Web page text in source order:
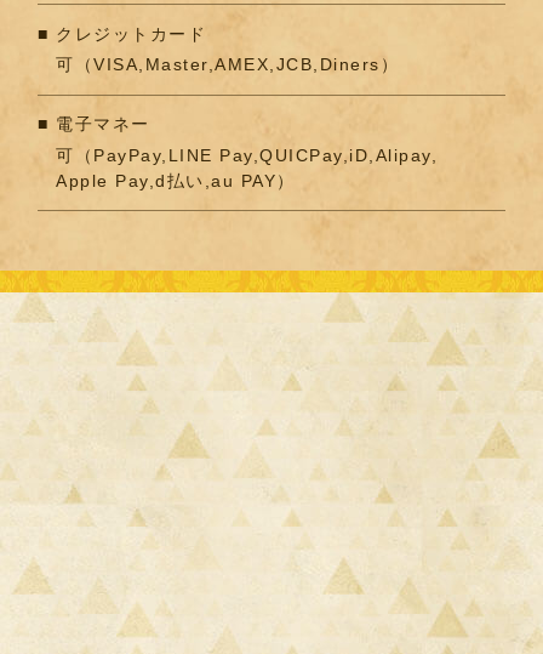
クレジットカード
可（VISA,Master,AMEX,JCB,Diners）
電子マネー
可（PayPay,LINE Pay,QUICPay,iD,Alipay,
Apple Pay,d払い,au PAY）